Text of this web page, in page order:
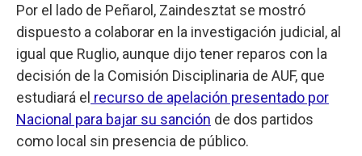
Por el lado de Peñarol, Zaindesztat se mostró
dispuesto a colaborar en la investigación judicial, al
igual que Ruglio, aunque dijo tener reparos con la
decisión de la Comisión Disciplinaria de AUF, que
estudiará el recurso de apelación presentado por
Nacional para bajar su sanción de dos partidos
como local sin presencia de público.